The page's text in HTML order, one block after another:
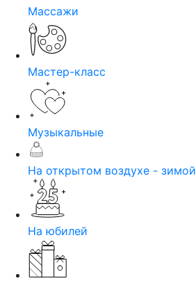
Массажи
Мастер-класс
Музыкальные
На открытом воздухе - зимой
На юбилей